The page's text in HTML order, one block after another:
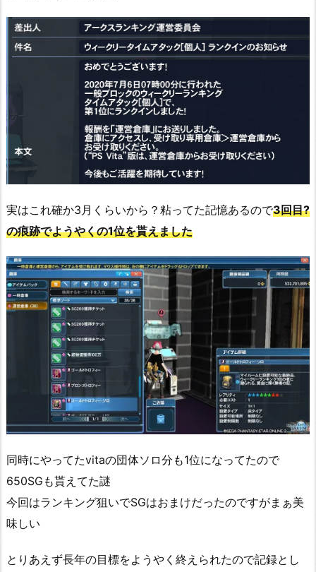
実はこれ確か3月くらいから？粘ってた記憶あるので3回目?
の痕跡でようやくの1位を貰えました
同時にやってたvitaの団体ソロ分も1位になってたので
650SGも貰えてた謎
今回はランキング狙いでSGはおまけだったのですがまぁ美
味しい
とりあえず長年の目標をようやく終えられたので記録とし